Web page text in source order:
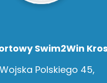
Swim2Win
Polskiego 45,